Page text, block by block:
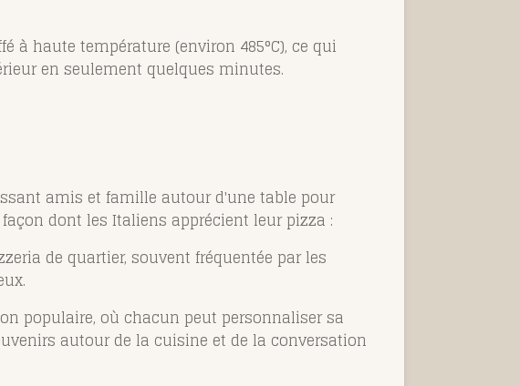
haute température (environ 485°C), ce qui
en seulement quelques minutes.
amis et famille autour d'une table pour
dont les Italiens apprécient leur pizza :
de quartier, souvent fréquentée par les
populaire, où chacun peut personnaliser sa
autour de la cuisine et de la conversation